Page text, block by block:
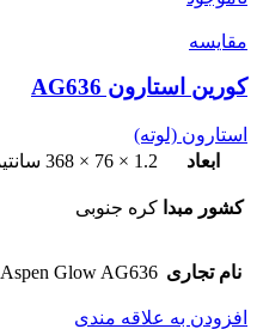
مقایسه
کورین استارون AG636
استارون (لوته)
ابعاد
1.2 × 76 × 368 سانتیمتر
کشور مبدا کره جنوبی
نام تجاری Aspen Glow AG636
افزودن به علاقه مندی